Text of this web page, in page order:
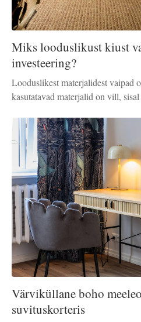
Miks looduslikust kiust
investeering?
Looduslikest materjalidest vaipad
kasutatavad materjalid on vill,
Värviküllane boho
suvituskorteris